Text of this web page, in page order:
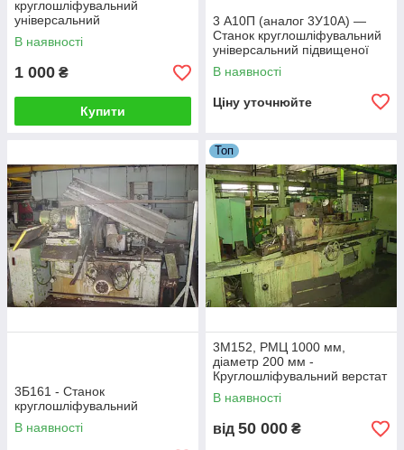
круглошліфувальний
універсальний
В наявності
1 000 ₴
Купити
3 А10П (аналог 3У10А) —
Станок круглошліфувальний
універсальний підвищеної
точності, внутрішньошневий і
зовнішній шліфувальний
В наявності
Ціну уточнюйте
3Б161 - Станок
круглошліфувальний
В наявності
Топ
3М152, РМЦ 1000 мм,
діаметр 200 мм -
Круглошліфувальний верстат
В наявності
від 50 000 ₴